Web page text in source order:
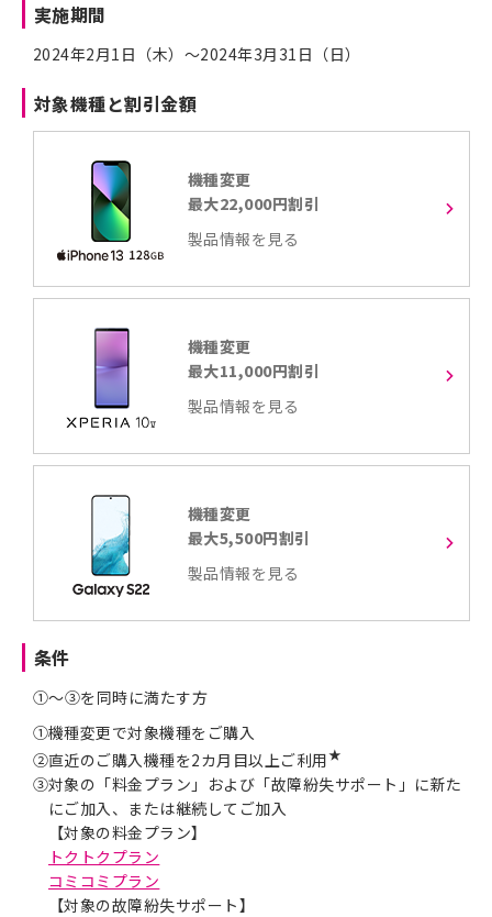
実施期間
2024年2月1日（木）～2024年3月31日（日）
対象機種と割引金額
機種変更
最大22,000円割引
製品情報を見る
機種変更
最大11,000円割引
製品情報を見る
機種変更
最大5,500円割引
製品情報を見る
条件
①～③を同時に満たす方
①機種変更で対象機種をご購入
②直近のご購入機種を2カ月目以上ご利用★
③対象の「料金プラン」および「故障紛失サポート」に新た
にご加入、または継続してご加入
【対象の料金プラン】
トクトクプラン
コミコミプラン
【対象の故障紛失サポート】